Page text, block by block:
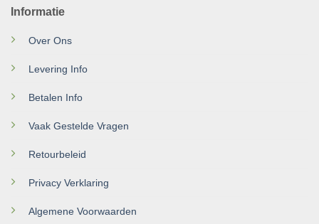
Informatie
Over Ons
Levering Info
Betalen Info
Vaak Gestelde Vragen
Retourbeleid
Privacy Verklaring
Algemene Voorwaarden